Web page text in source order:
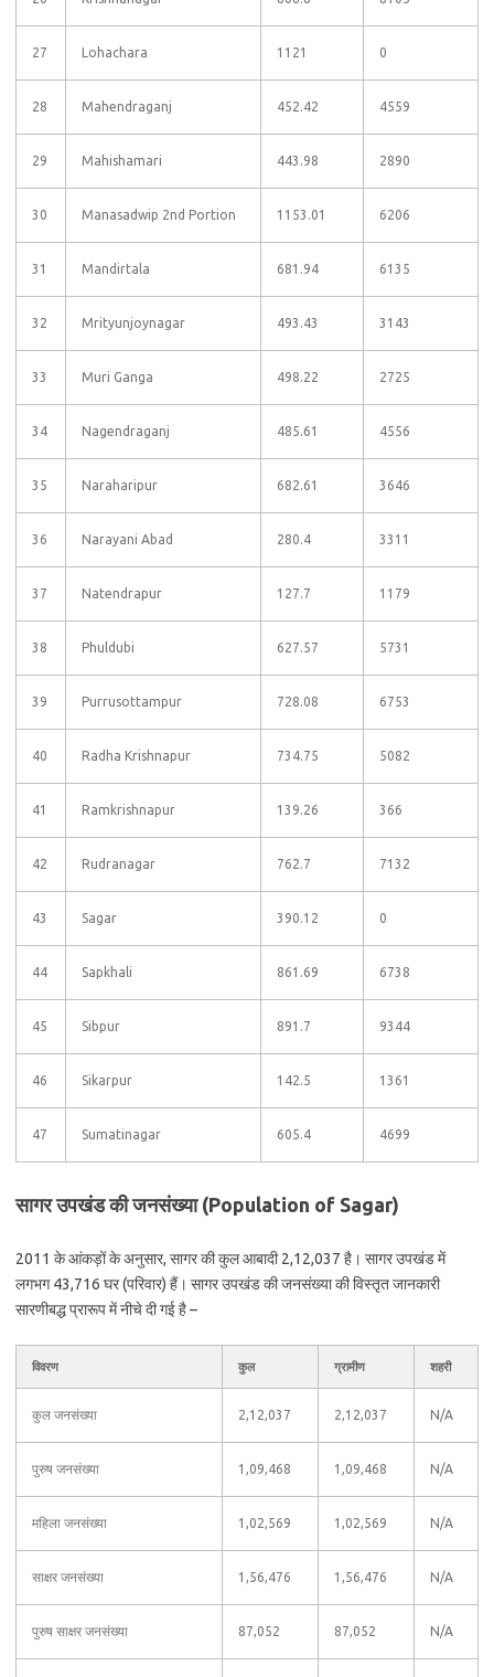
27 Lohachara 1121 0
28 Mahendraganj 452.42 4559
29 Mahishamari 443.98 2890
30 Manasadwip 2nd Portion 1153.01 6206
31 Mandirtala 681.94 6135
32 Mrityunjoynagar 493.43 3143
33 Muri Ganga 498.22 2725
34 Nagendraganj 485.61 4556
35 Naraharipur 682.61 3646
36 Narayani Abad 280.4 3311
37 Natendrapur 127.7 1179
38 Phuldubi 627.57 5731
39 Purrusottampur 728.08 6753
40 Radha Krishnapur 734.75 5082
41 Ramkrishnapur 139.26 366
42 Rudranagar 762.7 7132
43 Sagar 390.12 0
44 Sapkhali 861.69 6738
45 Sibpur 891.7 9344
46 Sikarpur 142.5 1361
47 Sumatinagar 605.4 4699
सागर उपखंड की जनसंख्या (Population of Sagar)
2011 के आंकड़ों के अनुसार, सागर की कुल आबादी 2,12,037 है। सागर उपखंड में
लगभग 43,716 घर (परिवार) हैं। सागर उपखंड की जनसंख्या की विस्तृत जानकारी
सारणीबद्ध प्रारूप में नीचे दी गई है –
विवरण कुल ग्रामीण शहरी
कुल जनसंख्या 2,12,037 2,12,037 N/A
पुरुष जनसंख्या 1,09,468 1,09,468 N/A
महिला जनसंख्या 1,02,569 1,02,569 N/A
साक्षर जनसंख्या 1,56,476 1,56,476 N/A
पुरुष साक्षर जनसंख्या 87,052 87,052 N/A